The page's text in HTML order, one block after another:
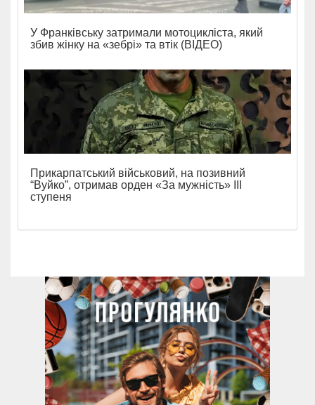
У Франківську затримали мотоцикліста, який
збив жінку на «зебрі» та втік (ВІДЕО)
Прикарпатський військовий, на позивний
“Вуйко”, отримав орден «За мужність» ІІІ
ступеня